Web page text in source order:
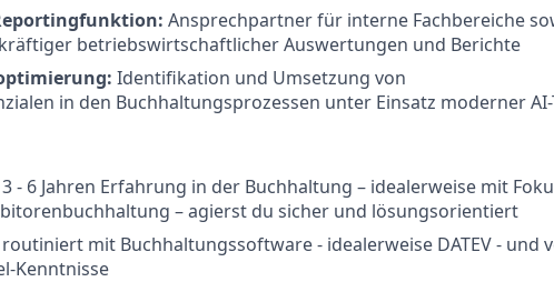
Ansprechpartner für interne Fachbereiche
betriebswirtschaftlicher Auswertungen und Berichte
Identifikation und Umsetzung von
in den Buchhaltungsprozessen unter Einsatz moderner AI-
- 6 Jahren Erfahrung in der Buchhaltung – idealerweise mit
– agierst du sicher und lösungsorientiert
mit Buchhaltungssoftware - idealerweise DATEV - und
Kenntnisse